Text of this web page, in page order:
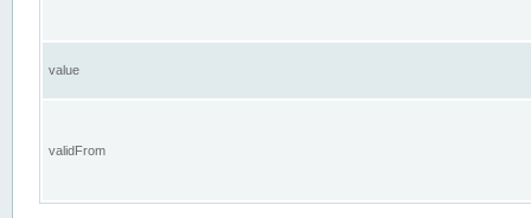
value
validFrom